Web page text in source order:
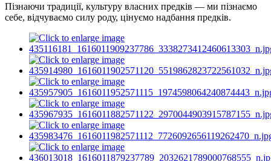
Пізнаючи традиції, культуру власних предків — ми пізнаємо
себе, відчуваємо силу роду, цінуємо надбання предків.